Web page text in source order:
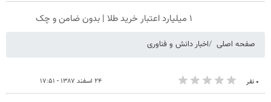
۱ میلیارد اعتبار خرید طلا | بدون ضامن و چک
صفحه اصلی اخبار دانش و فناوری
۰ نفر ۲۴ اسفند ۱۳۸۷ - ۱۷:۵۱